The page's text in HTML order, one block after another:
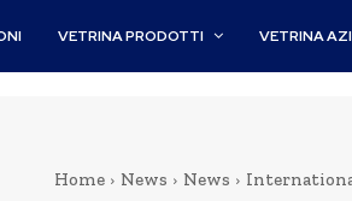
VETRINA PRODOTTI VETRINA
Home News News